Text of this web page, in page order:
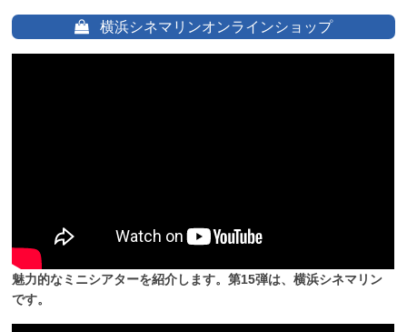
横浜シネマリンオンラインショップ
魅力的なミニシアターを紹介します。第15弾は、横浜シネマリン
です。